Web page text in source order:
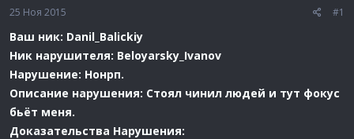
25 Ноя 2015 #1
Ваш ник: Danil_Balickiy
Ник нарушителя: Beloyarsky_Ivanov
Нарушение: Нонрп.
Описание нарушения: Стоял чинил людей и тут фокус
бьёт меня.
Доказательства Нарушения: